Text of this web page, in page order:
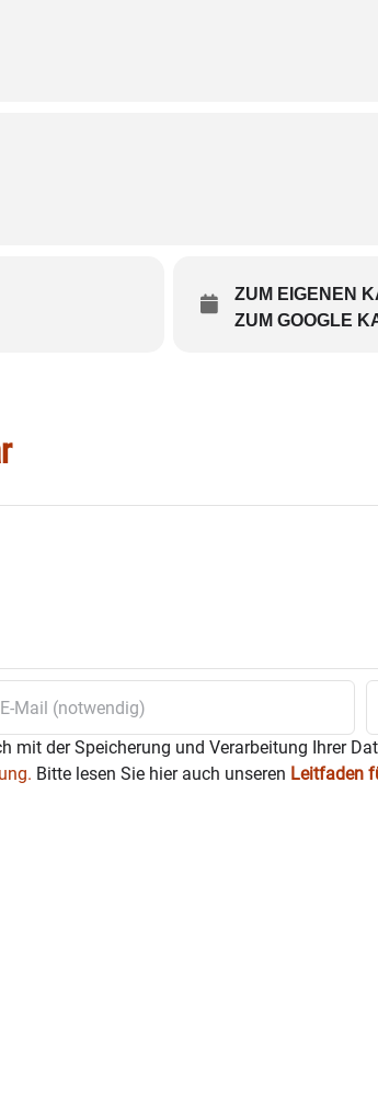
Zustiegsmöglichkeiten an der Watzmannstraße
ZUM EIGENEN
ZUM GOOGLE
mit der Speicherung und Verarbeitung Ihrer
Bitte lesen Sie hier auch unseren Leitfaden